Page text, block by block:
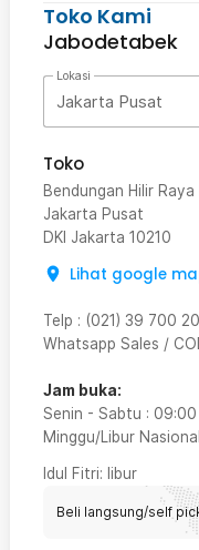
Toko Kami
Jabodetabek
Lokasi
Jakarta Pusat
Toko
Bendungan Hilir Raya
Jakarta Pusat
DKI Jakarta 10210
Lihat google
Telp : (021) 39 700
Whatsapp Sales /
Jam buka:
Senin - Sabtu : 09:00
Minggu/Libur Nasional
Idul Fitri: libur
Beli langsung/self